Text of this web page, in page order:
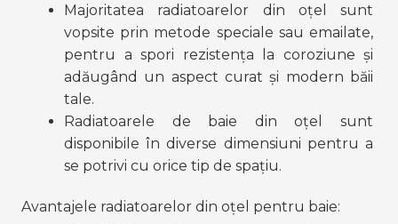
Majoritatea radiatoarelor din oțel sunt
vopsite prin metode speciale sau emailate,
pentru a spori rezistența la coroziune și
adăugând un aspect curat și modern băii
tale.
Radiatoarele de baie din oțel sunt
disponibile în diverse dimensiuni pentru a
se potrivi cu orice tip de spațiu.
Avantajele radiatoarelor din oțel pentru baie: